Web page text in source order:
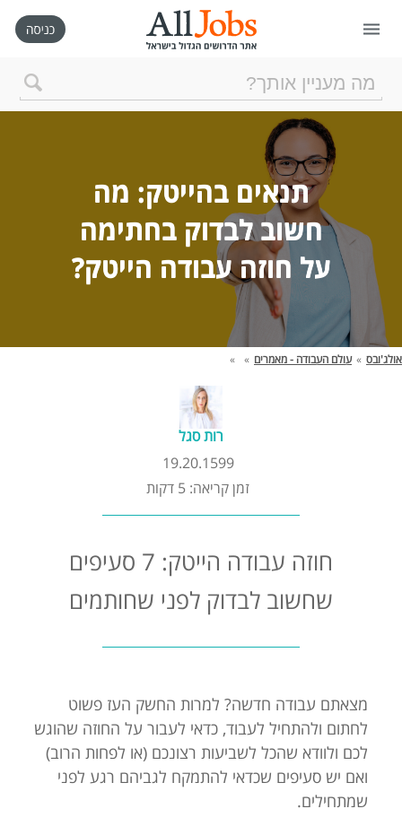
דף הבית
חיפוש חדש
ניהול החיפושים שלי
רכישת AllJobs VIP
כמה אתם שווים?
קורסים אונליין
תנאים בהייטק: מה
חשוב לבדוק בחתימה
על חוזה עבודה הייטק?
אולג'ובס » עולם העבודה - מאמרים »
»
רות סגל
19.20.1599
זמן קריאה: 5 דקות
חוזה עבודה הייטק: 7 סעיפים
שחשוב לבדוק לפני שחותמים
מצאתם עבודה חדשה? למרות החשק העז פשוט
לחתום ולהתחיל לעבוד, כדאי לעבור על החוזה שהוגש
לכם ולוודא שהכל לשביעות רצונכם (או לפחות הרוב)
ואם יש סעיפים שכדאי להתמקח לגביהם רגע לפני
שמתחילים.